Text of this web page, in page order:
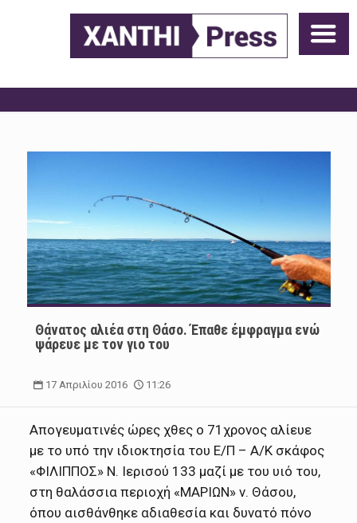
Θάνατος αλιέα στη Θάσο. Έπαθε έμφραγμα ενώ
ψάρευε με τον γιο του
17 Απριλίου 2016 11:26
Απογευματινές ώρες χθες ο 71χρονος αλίευε
με το υπό την ιδιοκτησία του Ε/Π – Α/Κ σκάφος
«ΦΙΛΙΠΠΟΣ» Ν. Ιερισού 133 μαζί με του υιό του,
στη θαλάσσια περιοχή «ΜΑΡΙΩΝ» ν. Θάσου,
όπου αισθάνθηκε αδιαθεσία και δυνατό πόνο